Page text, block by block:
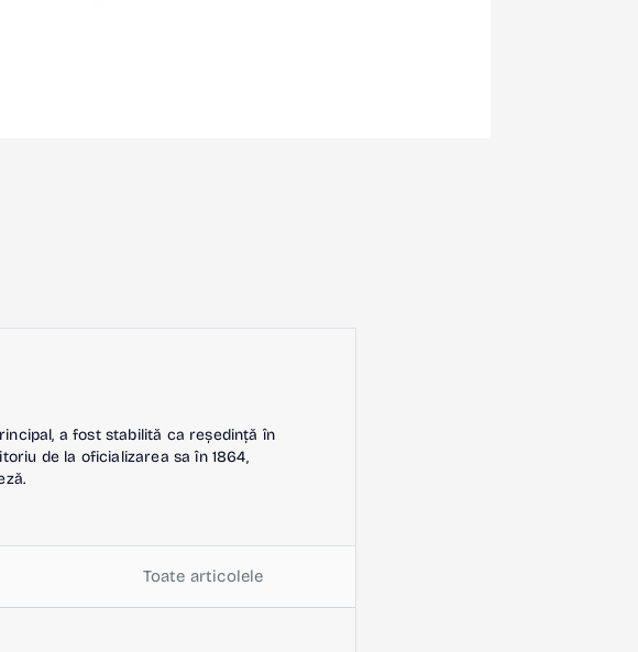
a fost stabilită ca reședință în
de la oficializarea sa în 1864,
Toate articolele